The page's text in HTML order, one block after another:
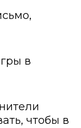
в
чтобы в